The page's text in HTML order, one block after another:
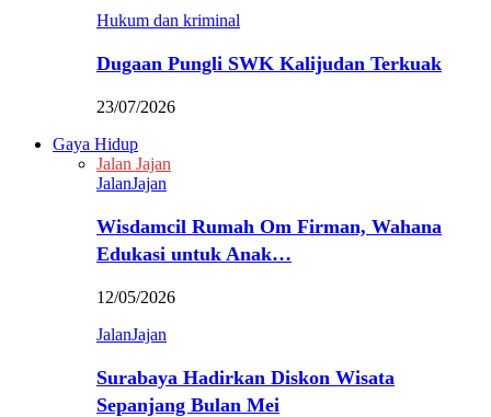
Hukum dan kriminal
Dugaan Pungli SWK Kalijudan Terkuak
23/07/2026
Gaya Hidup
Jalan Jajan
JalanJajan
Wisdamcil Rumah Om Firman, Wahana
Edukasi untuk Anak…
12/05/2026
JalanJajan
Surabaya Hadirkan Diskon Wisata
Sepanjang Bulan Mei